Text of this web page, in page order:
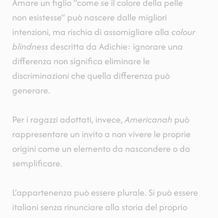
non esistesse” può nascere dalle migliori
intenzioni, ma rischia di assomigliare alla colour
blindnessdescritta da Adichie: ignorare una
differenza non significa eliminare le
discriminazioni che quella differenza può
generare.
Per i ragazzi adottati, invece,Americanah può
rappresentare un invito a non vivere le proprie
origini come un elemento da nascondere o da
semplificare.
L’appartenenza può essere plurale. Si può essere
italiani senza rinunciare alla storia del proprio